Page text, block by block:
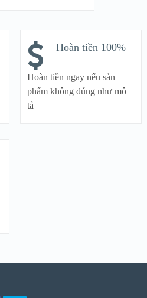
Hoàn tiền 100%
Hoàn tiền ngay nếu sản
phẩm không đúng như mô
tả